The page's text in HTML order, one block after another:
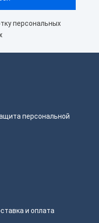
персональных
персональной
и оплата